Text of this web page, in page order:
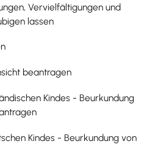
Vervielfältigungen und
lassen
beantragen
Kindes - Beurkundung
Kindes - Beurkundung von